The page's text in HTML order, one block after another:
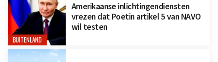
BUITENLAND
Amerikaanse inlichtingendiensten
vrezen dat Poetin artikel 5 van NAVO
wil testen